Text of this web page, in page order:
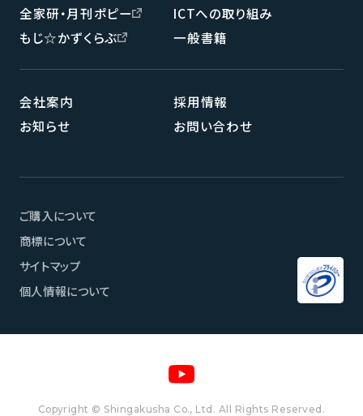
全家研・月刊ポピー
ICTへの取り組み
もじ☆かずくらぶ
一般書籍
会社案内
採用情報
お知らせ
お問い合わせ
ご購入について
商標について
サイトマップ
個人情報について
Copyright © Shingakusha Co., Ltd. All Rights Reserved.